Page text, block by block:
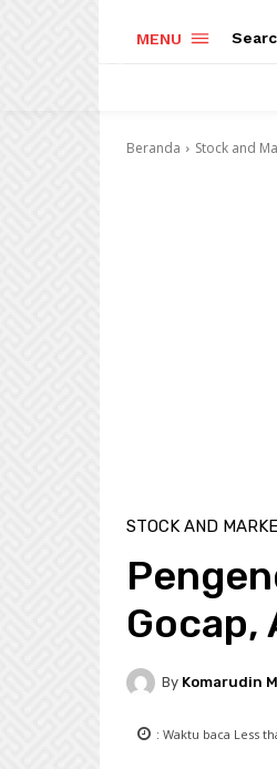
MENU
Beranda Stock and
STOCK AND
Gocap,
By Komarudin
: Waktu baca Less